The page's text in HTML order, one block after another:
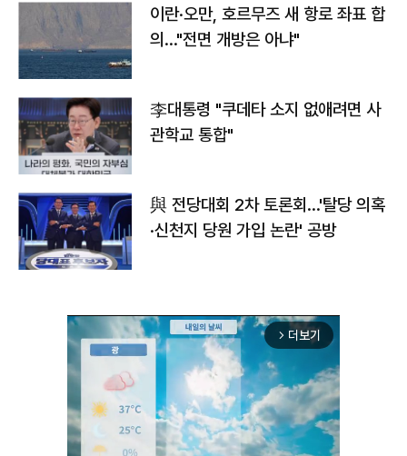
이란·오만, 호르무즈 새 항로 좌표 합
의…"전면 개방은 아냐"
李대통령 "쿠데타 소지 없애려면 사
관학교 통합"
與 전당대회 2차 토론회…'탈당 의혹
·신천지 당원 가입 논란' 공방
arrow_forward_ios 더보기